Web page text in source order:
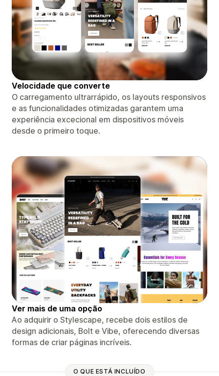
Velocidade que converte
O carregamento ultrarrápido, os layouts responsivos
e as funcionalidades otimizadas garantem uma
experiência excecional em dispositivos móveis
desde o primeiro toque.
Ver mais de uma opção
Ao adquirir o Stylescape, recebe dois estilos de
design adicionais, Bolt e Vibe, oferecendo diversas
formas de criar páginas incríveis.
O QUE ESTÁ INCLUÍDO